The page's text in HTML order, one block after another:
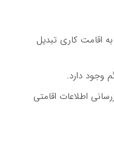
اقامت کاری تبدیل
وجود دارد.
اطلاعات اقامتی